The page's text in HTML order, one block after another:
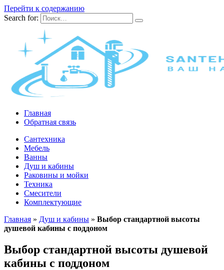
Перейти к содержанию
Search for:
Главная
Обратная связь
Сантехника
Мебель
Ванны
Душ и кабины
Раковины и мойки
Техника
Смесители
Комплектующие
Главная » Душ и кабины » Выбор стандартной высоты
душевой кабины с поддоном
Выбор стандартной высоты душевой
кабины с поддоном